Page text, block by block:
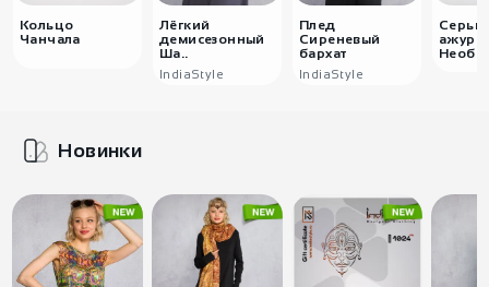
Кольцо
Чанчала
Лёгкий
демисезонный
Ша..
IndiaStyle
Плед
Сиреневый
бархат
IndiaStyle
Серьги
Новинки